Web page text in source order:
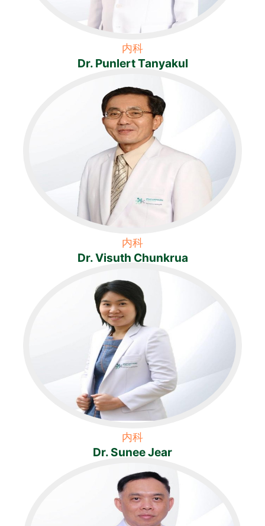
内科
Dr. Punlert Tanyakul
内科
Dr. Visuth Chunkrua
内科
Dr. Sunee Jear